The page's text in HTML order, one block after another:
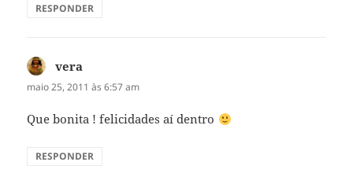
RESPONDER
vera
maio 25, 2011 às 6:57 am
Que bonita ! felicidades aí dentro
RESPONDER